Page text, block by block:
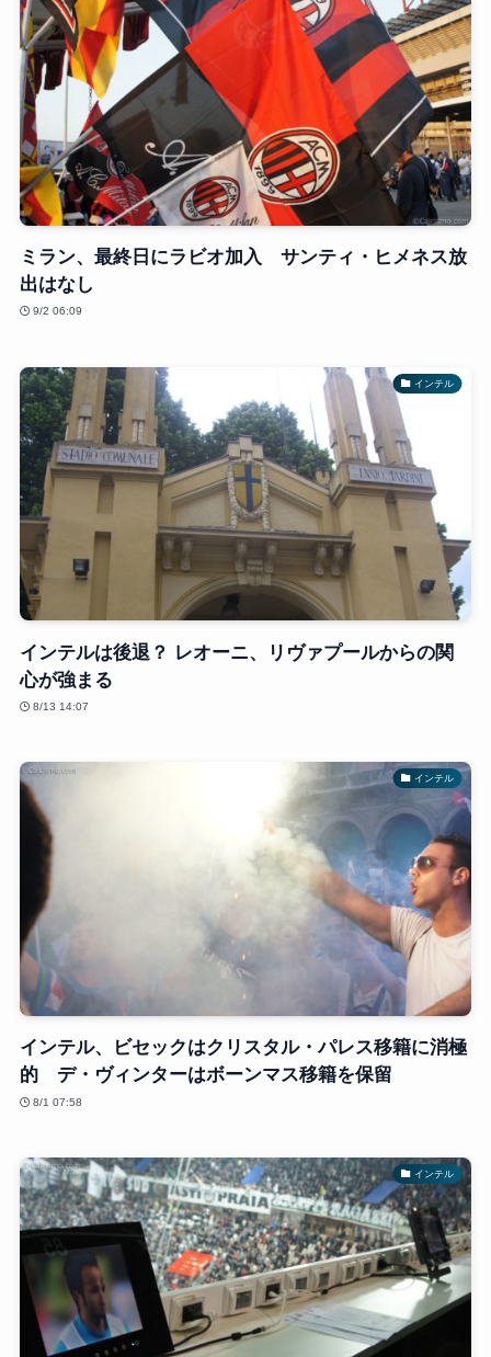
ミラン、最終日にラビオ加入 サンティ・ヒメネス放
出はなし
9/2 06:09
インテル
インテルは後退？ レオーニ、リヴァプールからの関
心が強まる
8/13 14:07
インテル
インテル、ビセックはクリスタル・パレス移籍に消極
的 デ・ヴィンターはボーンマス移籍を保留
8/1 07:58
インテル